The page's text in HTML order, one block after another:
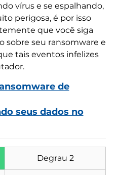
vírus e se espalhando,
perigosa, é por isso
que você siga
sobre seu ransomware e
tais eventos infelizes
de
seus dados no
Degrau 2